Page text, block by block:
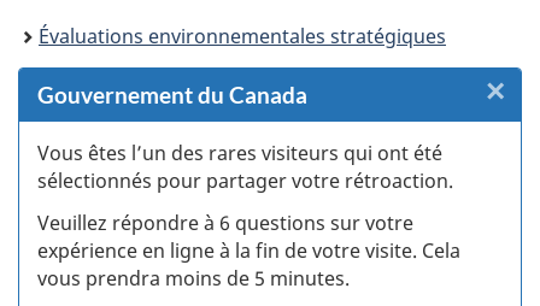
Évaluations environnementales stratégiques
Gouvernement du Canada
Vous êtes l’un des rares visiteurs qui ont été
sélectionnés pour partager votre rétroaction.
Veuillez répondre à 6 questions sur votre
expérience en ligne à la fin de votre visite. Cela
vous prendra moins de 5 minutes.
×